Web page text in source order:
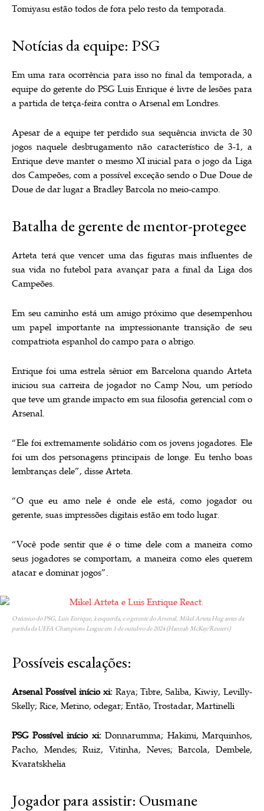
Tomiyasu estão todos de fora pelo resto da temporada.
Notícias da equipe: PSG
Em uma rara ocorrência para isso no final da temporada, a
equipe do gerente do PSG Luis Enrique é livre de lesões para
a partida de terça-feira contra o Arsenal em Londres.
Apesar de a equipe ter perdido sua sequência invicta de 30
jogos naquele desbrugamento não característico de 3-1, a
Enrique deve manter o mesmo XI inicial para o jogo da Liga
dos Campeões, com a possível exceção sendo o Due Doue de
Doue de dar lugar a Bradley Barcola no meio-campo.
Batalha de gerente de mentor-protegee
Arteta terá que vencer uma das figuras mais influentes de
sua vida no futebol para avançar para a final da Liga dos
Campeões.
Em seu caminho está um amigo próximo que desempenhou
um papel importante na impressionante transição de seu
compatriota espanhol do campo para o abrigo.
Enrique foi uma estrela sênior em Barcelona quando Arteta
iniciou sua carreira de jogador no Camp Nou, um período
que teve um grande impacto em sua filosofia gerencial com o
Arsenal.
“Ele foi extremamente solidário com os jovens jogadores. Ele
foi um dos personagens principais de longe. Eu tenho boas
lembranças dele”, disse Arteta.
“O que eu amo nele é onde ele está, como jogador ou
gerente, suas impressões digitais estão em todo lugar.
“Você pode sentir que é o time dele com a maneira como
seus jogadores se comportam, a maneira como eles querem
atacar e dominar jogos”.
O técnico do PSG, Luis Enrique, à esquerda, e o gerente do Arsenal, Mikel Arteta Hug antes da
partida da UEFA Champions League em 1 de outubro de 2024 (Hannah McKay/Reuters)
Possíveis escalações:
Arsenal Possível início xi:Raya; Tibre, Saliba, Kiwiy, Levilly-
Skelly; Rice, Merino, odegar; Então, Trostadar, Martinelli
PSG Possível início xi:Donnarumma; Hakimi, Marquinhos,
Pacho, Mendes; Ruiz, Vitinha, Neves; Barcola, Dembele,
Kvaratskhelia
Jogador para assistir: Ousmane